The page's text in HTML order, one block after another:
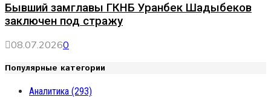
Бывший замглавы ГКНБ Уранбек Шадыбеков
заключен под стражу
08.07.20260
Популярные категории
Аналитика (293)